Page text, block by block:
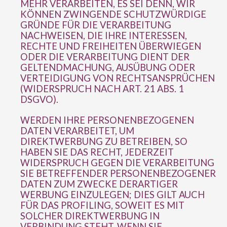
MEHR VERARBEITEN, ES SEI DENN, WIR
KÖNNEN ZWINGENDE SCHUTZWÜRDIGE
GRÜNDE FÜR DIE VERARBEITUNG
NACHWEISEN, DIE IHRE INTERESSEN,
RECHTE UND FREIHEITEN ÜBERWIEGEN
ODER DIE VERARBEITUNG DIENT DER
GELTENDMACHUNG, AUSÜBUNG ODER
VERTEIDIGUNG VON RECHTSANSPRÜCHEN
(WIDERSPRUCH NACH ART. 21 ABS. 1
DSGVO).
WERDEN IHRE PERSONENBEZOGENEN
DATEN VERARBEITET, UM
DIREKTWERBUNG ZU BETREIBEN, SO
HABEN SIE DAS RECHT, JEDERZEIT
WIDERSPRUCH GEGEN DIE VERARBEITUNG
SIE BETREFFENDER PERSONENBEZOGENER
DATEN ZUM ZWECKE DERARTIGER
WERBUNG EINZULEGEN; DIES GILT AUCH
FÜR DAS PROFILING, SOWEIT ES MIT
SOLCHER DIREKTWERBUNG IN